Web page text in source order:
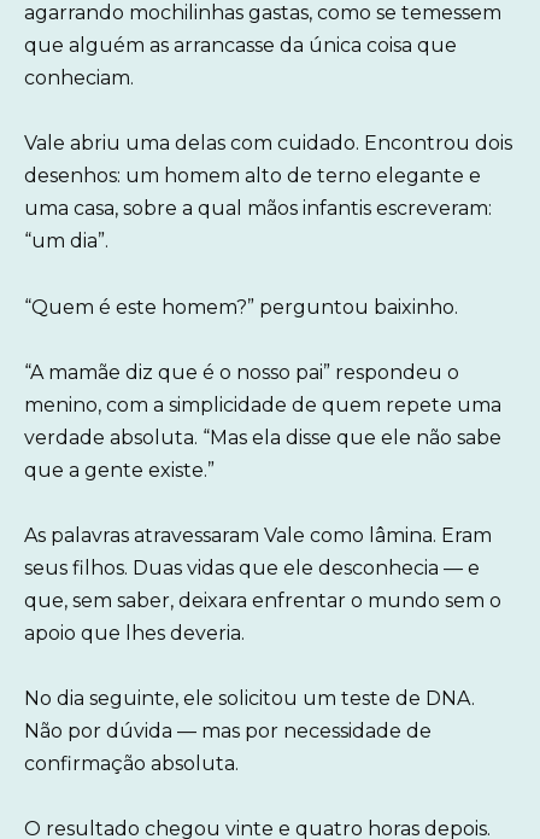
agarrando mochilinhas gastas, como se temessem
que alguém as arrancasse da única coisa que
conheciam.
Vale abriu uma delas com cuidado. Encontrou dois
desenhos: um homem alto de terno elegante e
uma casa, sobre a qual mãos infantis escreveram:
“um dia”.
“Quem é este homem?” perguntou baixinho.
“A mamãe diz que é o nosso pai” respondeu o
menino, com a simplicidade de quem repete uma
verdade absoluta. “Mas ela disse que ele não sabe
que a gente existe.”
As palavras atravessaram Vale como lâmina. Eram
seus filhos. Duas vidas que ele desconhecia — e
que, sem saber, deixara enfrentar o mundo sem o
apoio que lhes deveria.
No dia seguinte, ele solicitou um teste de DNA.
Não por dúvida — mas por necessidade de
confirmação absoluta.
O resultado chegou vinte e quatro horas depois.